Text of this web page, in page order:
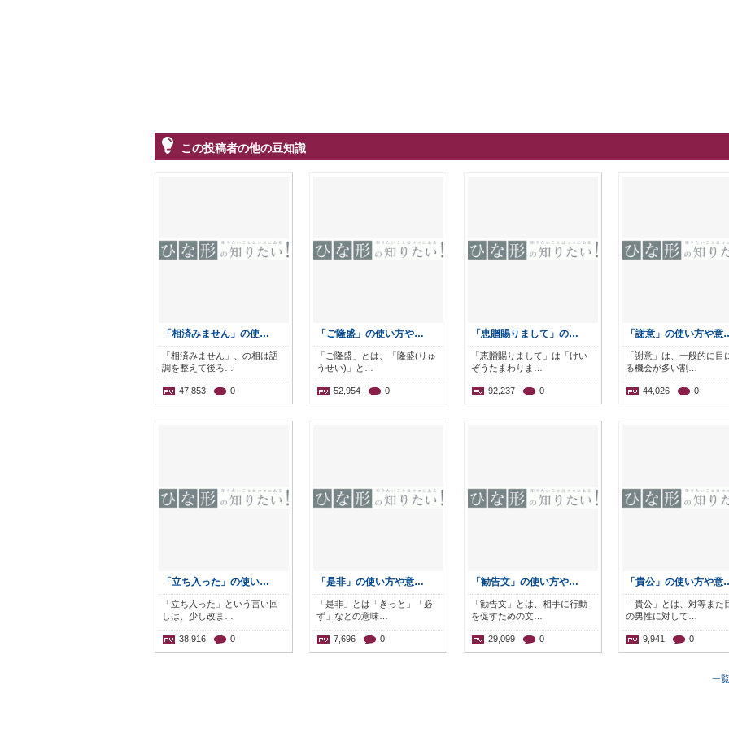
この投稿者の他の豆知識
「相済みません」の使…
「相済みません」、の相は語
調を整えて後ろ…
47,853 0
「ご隆盛」の使い方や…
「ご隆盛」とは、「隆盛(りゅ
うせい)」と…
52,954 0
「恵贈賜りまして」の…
「恵贈賜りまして」は「けい
ぞうたまわりま…
92,237 0
「謝意」の使い方や
「謝意」は、一般的に目
る機会が多い割…
44,026 0
「立ち入った」の使い…
「立ち入った」という言い回
しは、少し改ま…
38,916 0
「是非」の使い方や意…
「是非」とは「きっと」「必
ず」などの意味…
7,696 0
「勧告文」の使い方や…
「勧告文」とは、相手に行動
を促すための文…
29,099 0
「貴公」の使い方や
「貴公」とは、対等また
の男性に対して…
9,941 0
一